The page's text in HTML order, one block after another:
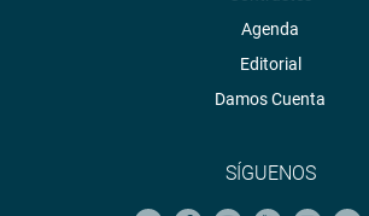
Agenda
Editorial
Damos Cuenta
SÍGUENOS